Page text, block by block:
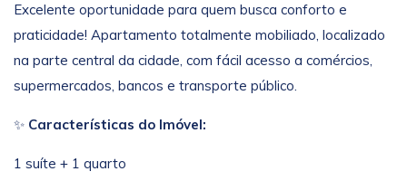
Excelente oportunidade para quem busca conforto e
praticidade! Apartamento totalmente mobiliado, localizado
na parte central da cidade, com fácil acesso a comércios,
supermercados, bancos e transporte público.
✨ Características do Imóvel:
1 suíte + 1 quarto